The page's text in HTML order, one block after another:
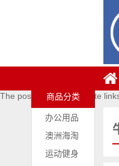
The posts contains affiliate
商品分类
办公用品
澳洲海淘
运动健身